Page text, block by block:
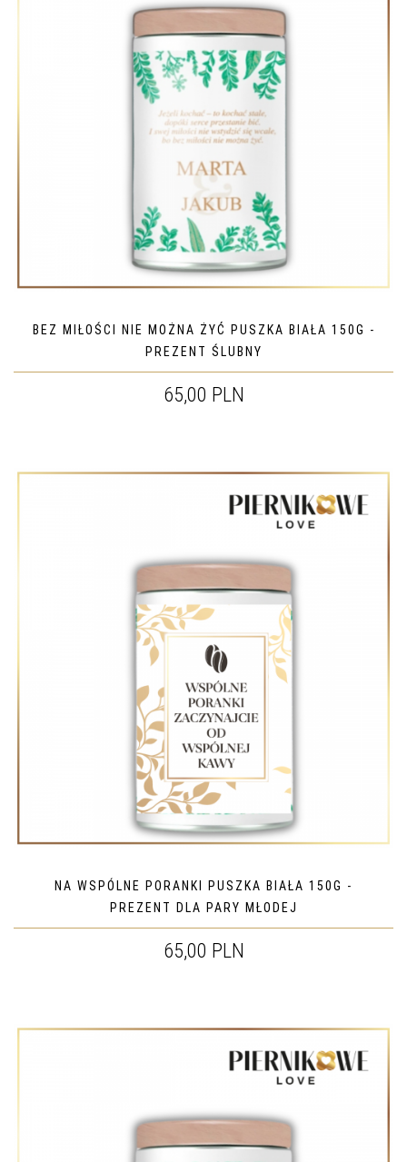
BEZ MIŁOŚCI NIE MOŻNA ŻYĆ PUSZKA BIAŁA 150G -
PREZENT ŚLUBNY
65,00 PLN
NA WSPÓLNE PORANKI PUSZKA BIAŁA 150G -
PREZENT DLA PARY MŁODEJ
65,00 PLN